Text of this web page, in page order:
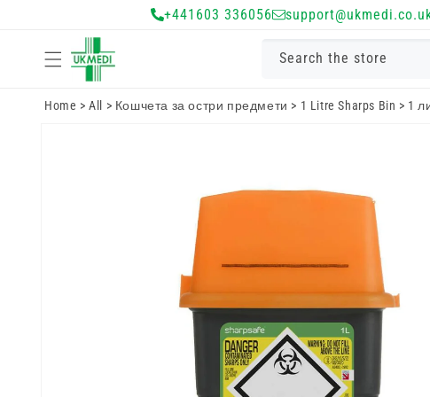
съдържанието
+441603 336056
Search the store
Home >All > Кошчета за остри предмети > 1 Litre Sharps Bin > 1